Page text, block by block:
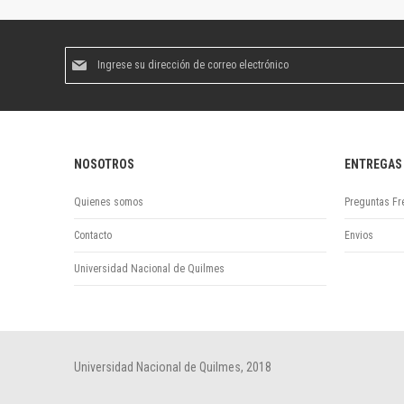
boletín
NOSOTROS
Quienes somos
Contacto
Universidad Nacional de Quilmes
ENTREGAS
Preguntas
Envios
Universidad Nacional de Quilmes, 2018